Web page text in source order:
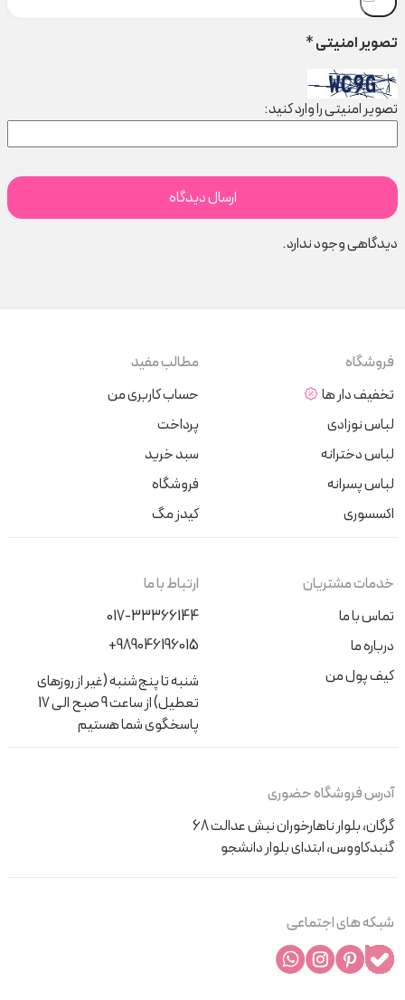
تصویر امنیتی*
تصویر امنیتی را وارد کنید:
دیدگاهی وجود ندارد.
فروشگاه
تخفیف دار ها
لباس نوزادی
لباس دخترانه
لباس پسرانه
اکسسوری
مطالب مفید
حساب کاربری من
پرداخت
سبد خرید
فروشگاه
کیدز مگ
خدمات مشتریان
تماس با ما
درباره ما
کیف پول من
ارتباط با ما
017-33366144
+989046196015
شنبه تا پنج‌شنبه (غیر از روزهای
تعطیل) از ساعت 9 صبح الی 17
پاسخگوی شما هستیم
آدرس فروشگاه حضوری
گرگان، بلوار ناهارخوران نبش عدالت 68
گنبدکاووس، ابتدای بلوار دانشجو
شبکه های اجتماعی